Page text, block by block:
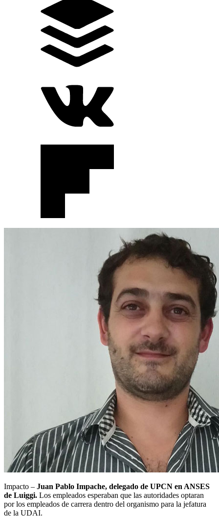
Impacto – Juan Pablo Impache, delegado de UPCN en ANSES
de Luiggi. Los empleados esperaban que las autoridades optaran
por los empleados de carrera dentro del organismo para la jefatura
de la UDAI.